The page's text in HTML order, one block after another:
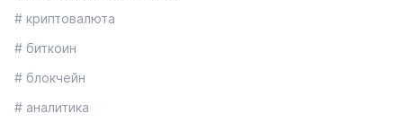
# криптовалюта
# биткоин
# блокчейн
# аналитика